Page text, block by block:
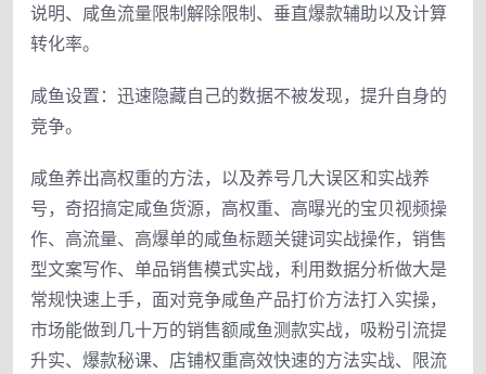
说明、咸鱼流量限制解除限制、垂直爆款辅助以及计算
转化率。
咸鱼设置：迅速隐藏自己的数据不被发现，提升自身的
竞争。
咸鱼养出高权重的方法，以及养号几大误区和实战养
号，奇招搞定咸鱼货源，高权重、高曝光的宝贝视频操
作、高流量、高爆单的咸鱼标题关键词实战操作，销售
型文案写作、单品销售模式实战，利用数据分析做大是
常规快速上手，面对竞争咸鱼产品打价方法打入实操，
市场能做到几十万的销售额咸鱼测款实战，吸粉引流提
升实、爆款秘课、店铺权重高效快速的方法实战、限流